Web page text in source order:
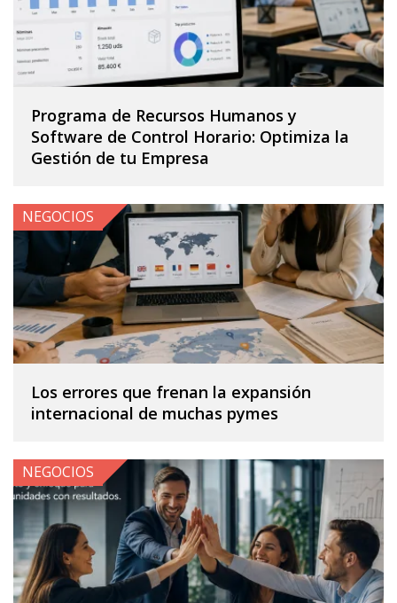
Programa de Recursos Humanos y
Software de Control Horario: Optimiza la
Gestión de tu Empresa
Los errores que frenan la expansión
internacional de muchas pymes
NEGOCIOS
NEGOCIOS